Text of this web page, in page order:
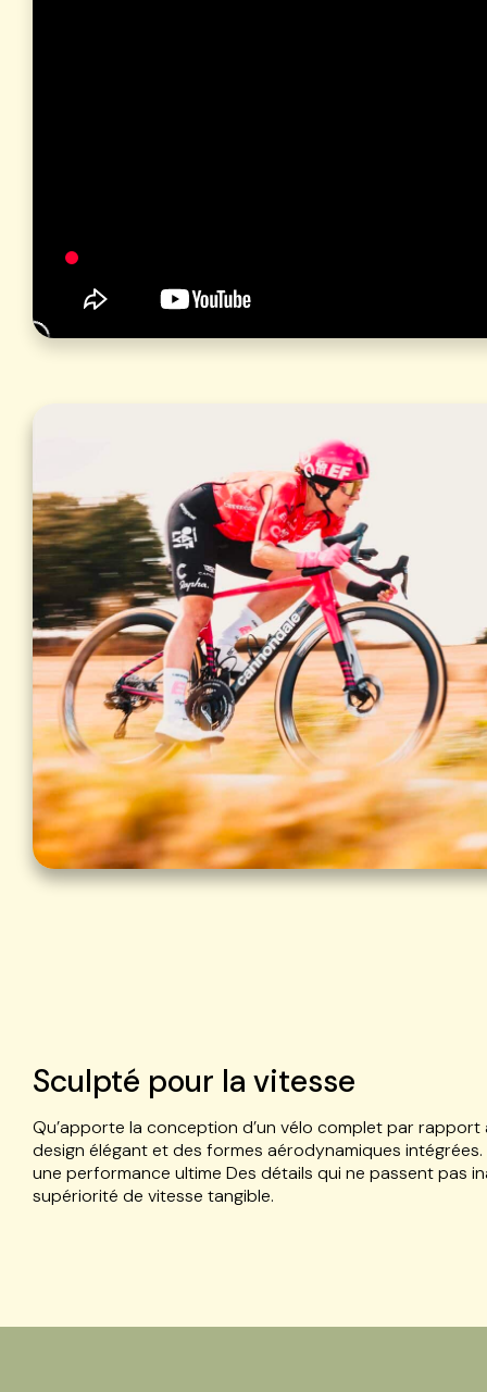
Sculpté pour la vitesse
Qu’apporte la conception d’un vélo complet par rapport
design élégant et des formes aérodynamiques
une performance ultime Des détails qui ne passent pas
supériorité de vitesse tangible.